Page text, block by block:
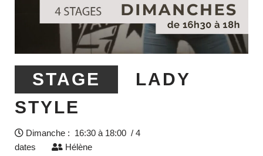
STAGE
LADY
STYLE
Dimanche : 16:30 à 18:00 / 4
dates
Hélène